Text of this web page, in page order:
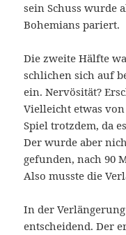
sein Schuss wurde
Bohemians pariert.
Die zweite Hälfte
schlichen sich auf
ein. Nervösität?
Vielleicht etwas
Spiel trotzdem, da
Der wurde aber
gefunden, nach 90
Also musste die
In der
entscheidend. Der